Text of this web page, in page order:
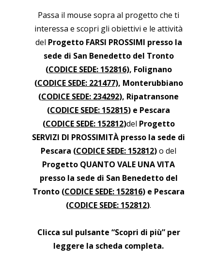
Passa il mouse sopra al progetto che ti
interessa e scopri gli obiettivi e le attività
del Progetto FARSI PROSSIMI presso la
sede di San Benedetto del Tronto
(CODICE SEDE: 152816), Folignano
(CODICE SEDE: 221477), Monterubbiano
(CODICE SEDE: 234292), Ripatransone
(CODICE SEDE: 152815) e Pescara
(CODICE SEDE: 152812)del Progetto
SERVIZI DI PROSSIMITÀ presso la sede di
Pescara (CODICE SEDE: 152812)o del
Progetto QUANTO VALE UNA VITA
presso la sede di San Benedetto del
Tronto (CODICE SEDE: 152816) e Pescara
(CODICE SEDE: 152812).
Clicca sul pulsante “Scopri di più” per
leggere la scheda completa.